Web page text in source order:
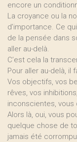
encore un
La croyance ou la
d’importance. Ce
de la pensée dans
aller au-delà.
C’est cela la
Pour aller au-delà, il
Vos objectifs, vos
rêves, vos
inconscientes, vous
Alors là, oui, vous
quelque chose de
jamais été